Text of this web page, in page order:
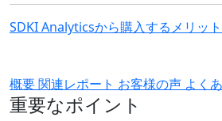
SDKI Analyticsから購入するメリット
概要関連レポート お客様の声 よく
重要なポイント